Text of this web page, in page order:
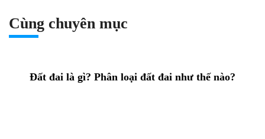
Cùng chuyên mục
Đất đai là gì? Phân loại đất đai như thế nào?